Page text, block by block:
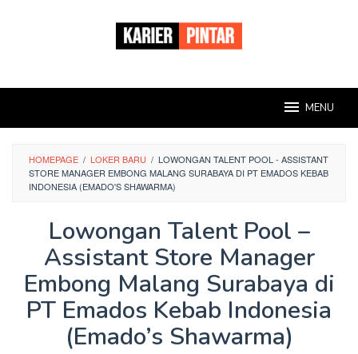
MENU
HOMEPAGE / LOKER BARU / LOWONGAN TALENT POOL - ASSISTANT
STORE MANAGER EMBONG MALANG SURABAYA DI PT EMADOS KEBAB
INDONESIA (EMADO'S SHAWARMA)
Lowongan Talent Pool –
Assistant Store Manager
Embong Malang Surabaya di
PT Emados Kebab Indonesia
(Emado’s Shawarma)